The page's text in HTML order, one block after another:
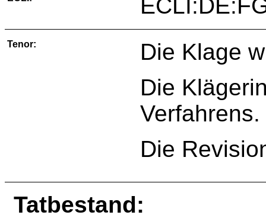
Tenor:
Die Klage
Die
Verfahrens.
Die
Tatbestand: